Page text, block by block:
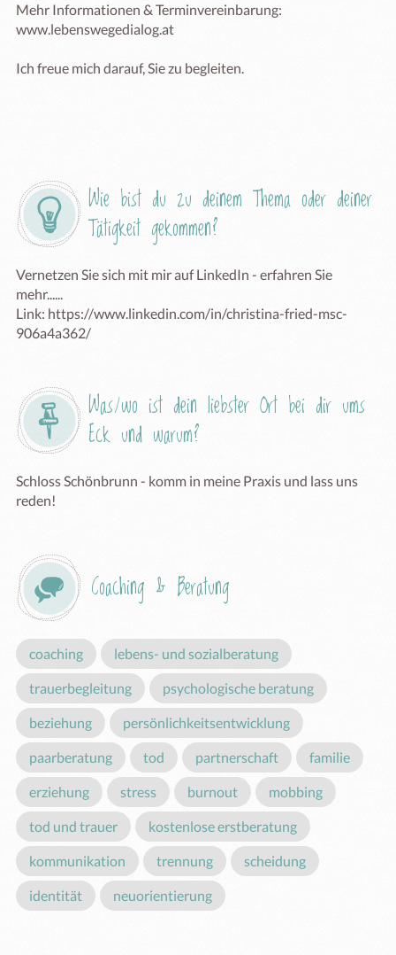
Mehr Informationen & Terminvereinbarung:
www.lebenswegedialog.at
Ich freue mich darauf, Sie zu begleiten.
Wie bist du zu deinem Thema oder deiner
Tätigkeit gekommen?
Vernetzen Sie sich mit mir auf LinkedIn - erfahren Sie
mehr......
Link: https://www.linkedin.com/in/christina-fried-msc-
906a4a362/
Was/wo ist dein liebster Ort bei dir ums
Eck und warum?
Schloss Schönbrunn - komm in meine Praxis und lass uns
reden!
Coaching & Beratung
coaching lebens- und sozialberatung
trauerbegleitung psychologische beratung
beziehung persönlichkeitsentwicklung
paarberatung tod partnerschaft familie
erziehung stress burnout mobbing
tod und trauer kostenlose erstberatung
kommunikation trennung scheidung
identität neuorientierung